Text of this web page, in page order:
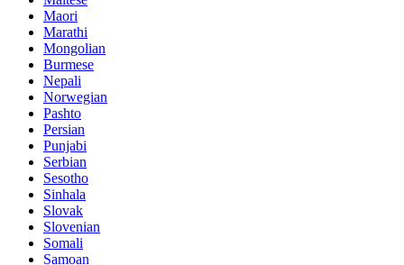
Maori
Marathi
Mongolian
Burmese
Nepali
Norwegian
Pashto
Persian
Punjabi
Serbian
Sesotho
Sinhala
Slovak
Slovenian
Somali
Samoan